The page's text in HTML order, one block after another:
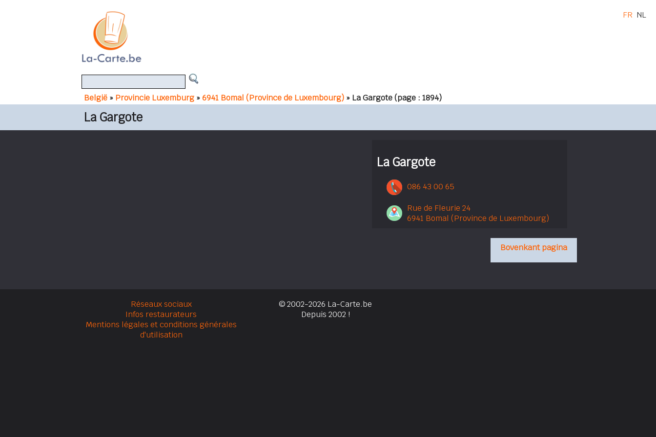
België » Provincie Luxemburg »6941 Bomal (Province de Luxembourg) » La Gargote(page : 1894)
FR NL
La Gargote
La Gargote
086 43 00 65
Rue de Fleurie 24
6941 Bomal (Province de Luxembourg)
Bovenkant pagina
Réseaux sociaux
Infos restaurateurs
Mentions légales et conditions générales
d'utilisation
© 2002-2026 La-Carte.be
Depuis 2002 !